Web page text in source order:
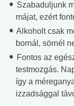
Szabaduljunk
májat, ezért
Alkoholt csak
bornál, sörnél
Fontos az
testmozgás.
így a
izzadsággal